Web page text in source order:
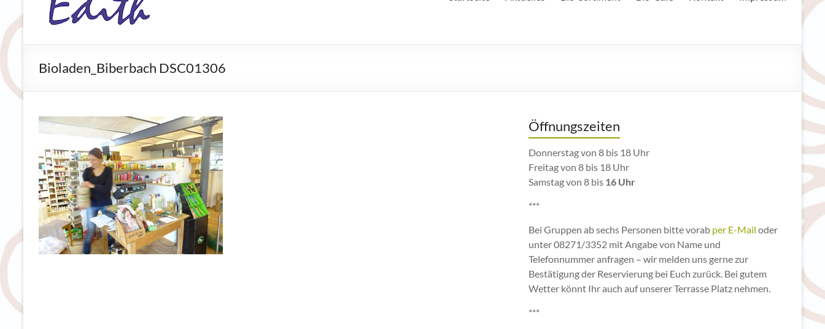
Bioladen
Grünes.
Gutes.
Bioladen_Biberbach DSC01306
Öffnungszeiten
Donnerstag von 8 bis 18 Uhr
Freitag von 8 bis 18 Uhr
Samstag von 8 bis 16 Uhr
***
Bei Gruppen ab sechs Personen bitte vorab per E-Mail oder
unter 08271/3352 mit Angabe von Name und
Telefonnummer anfragen – wir melden uns gerne zur
Bestätigung der Reservierung bei Euch zurück. Bei gutem
Wetter könnt Ihr auch auf unserer Terrasse Platz nehmen.
***